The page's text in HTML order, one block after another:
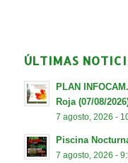
ÚLTIMAS
PLAN
Roja (07/08/
7 agosto, 2026 -
Piscina
7 agosto, 2026 -